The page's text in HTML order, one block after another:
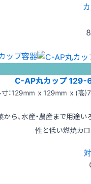
ップ容器
C-AP丸カップ 129-
：129mm x 129mm x (高
から、水産・農産まで用途
性と低い燃焼カ